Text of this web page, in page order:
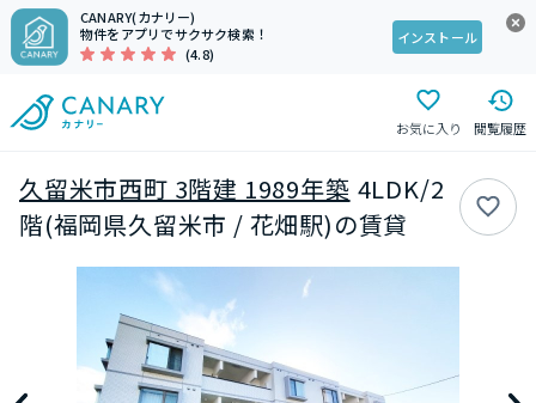
CANARY(カナリー)
物件をアプリでサクサク検索！
(4.8)
インストール
お気に入り 閲覧履歴
久留米市西町 3階建 1989年築 4LDK/2
階(福岡県久留米市 / 花畑駅)の賃貸